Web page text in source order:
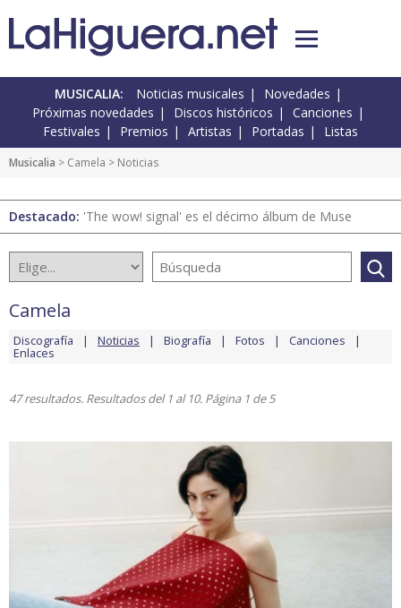
MUSICALIA: Noticias musicales
Novedades
Próximas novedades
Discos históricos
Canciones
Festivales
Premios Artistas Portadas Listas
Musicalia > Camela > Noticias
Destacado: 'The wow! signal' es el décimo álbum de Muse
Camela
Discografía Noticias Biografía Fotos Canciones
Enlaces
47 resultados. Resultados del 1 al 10. Página 1 de 5